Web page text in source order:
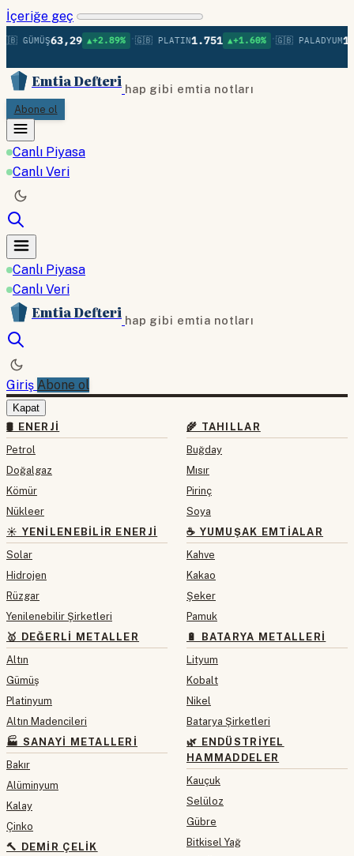
İçeriğe geç
GÜMÜŞ63,29 ▲+2.89% •🇬🇧 PLATIN1.751 ▲+1.60% •🇬🇧 PALADYUM
Emtia Defteri hap gibi emtia notları
Abone ol
Canlı Piyasa
Canlı Veri
Canlı Piyasa
Canlı Veri
Emtia Defteri hap gibi emtia notları
Giriş Abone ol
Kapat
🛢 ENERJI
Petrol
Doğalgaz
Kömür
Nükleer
☀️ YENILENEBILIR ENERJI
Solar
Hidrojen
Rüzgar
Yenilenebilir Şirketleri
🥇 DEĞERLI METALLER
Altın
Gümüş
Platinyum
Altın Madencileri
🏭 SANAYI METALLERI
Bakır
Alüminyum
Kalay
Çinko
🔨 DEMIR ÇELIK
🌾 TAHILLAR
Buğday
Mısır
Pirinç
Soya
☕ YUMUŞAK EMTIALAR
Kahve
Kakao
Şeker
Pamuk
🔋 BATARYA METALLERI
Lityum
Kobalt
Nikel
Batarya Şirketleri
🌿 ENDÜSTRIYEL
HAMMADDELER
Kauçuk
Selüloz
Gübre
Bitkisel Yağ